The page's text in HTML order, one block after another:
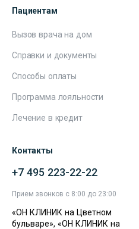
Пациентам
Вызов врача на дом
Справки и документы
Способы оплаты
Программа лояльности
Лечение в кредит
Контакты
+7 495 223-22-22
Прием звонков с 8:00 до 23:00
«ОН КЛИНИК на Цветном
бульваре», «ОН КЛИНИК на